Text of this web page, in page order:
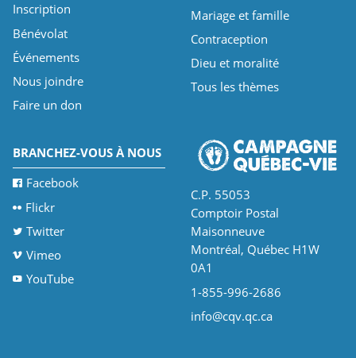
Inscription
Bénévolat
Événements
Nous joindre
Faire un don
Mariage et famille
Contraception
Dieu et moralité
Tous les thèmes
BRANCHEZ-VOUS À NOUS
Facebook
Flickr
Twitter
Vimeo
YouTube
C.P. 55053
Comptoir Postal
Maisonneuve
Montréal, Québec H1W
0A1
1-855-996-2686
info@cqv.qc.ca